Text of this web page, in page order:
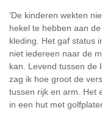
‘De kinderen wekten
hekel te hebben aan
kleding. Het gaf status
niet iedereen naar de
kan. Levend tussen de
zag ik hoe groot de
tussen rijk en arm. Het
in een hut met